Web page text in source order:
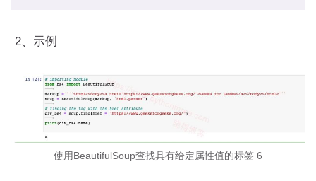
2、示例
使用BeautifulSoup查找具有给定属性值的标签 6